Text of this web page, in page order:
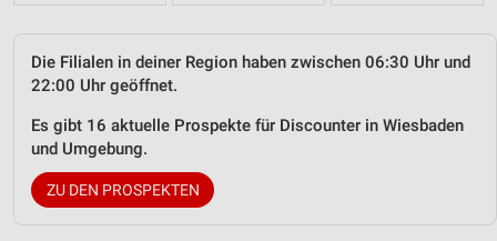
Die Filialen in deiner Region haben zwischen 06:30 Uhr und
22:00 Uhr geöffnet.
Es gibt 16 aktuelle Prospekte für Discounter in Wiesbaden
und Umgebung.
ZU DEN PROSPEKTEN